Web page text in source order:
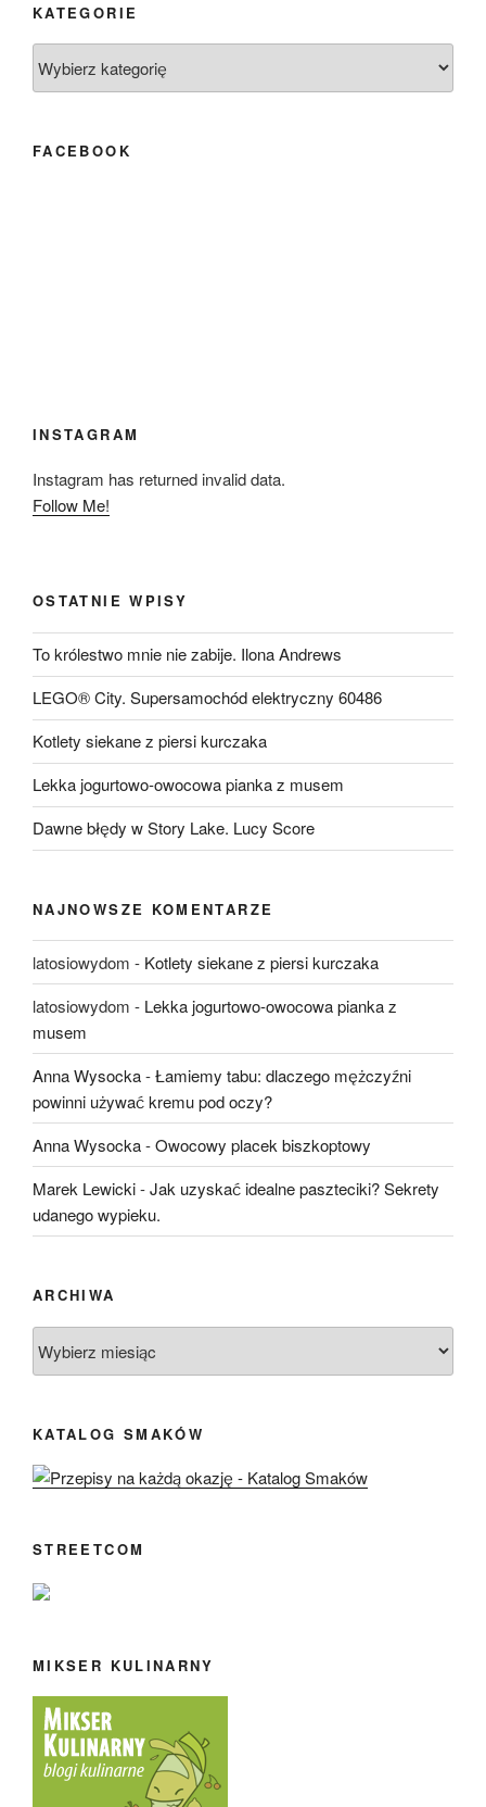
KATEGORIE
FACEBOOK
INSTAGRAM
Instagram has returned invalid data.
Follow Me!
OSTATNIE WPISY
To królestwo mnie nie zabije. Ilona Andrews
LEGO® City. Supersamochód elektryczny 60486
Kotlety siekane z piersi kurczaka
Lekka jogurtowo-owocowa pianka z musem
Dawne błędy w Story Lake. Lucy Score
NAJNOWSZE KOMENTARZE
latosiowydom - Kotlety siekane z piersi kurczaka
latosiowydom - Lekka jogurtowo-owocowa pianka z
musem
Anna Wysocka-Łamiemy tabu: dlaczego mężczyźni
powinni używać kremu pod oczy?
Anna Wysocka-Owocowy placek biszkoptowy
Marek Lewicki-Jak uzyskać idealne paszteciki? Sekrety
udanego wypieku.
ARCHIWA
KATALOG SMAKÓW
STREETCOM
MIKSER KULINARNY